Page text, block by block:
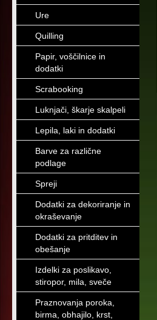
Ure
Quilling
Papir, voščilnice in
dodatki
Scrabooking
Luknjači, škarje skalpeli
Lepila, laki in dodatki
Barve za različne
podlage
Spreji
Dodatki za dekoriranje in
okraševanje
Dodatki za pritditev in
obešanje
Izdelki za poslikavo,
stiropor, mila, sveče
Praznovanja poroka,
birma, obhajilo, krst,